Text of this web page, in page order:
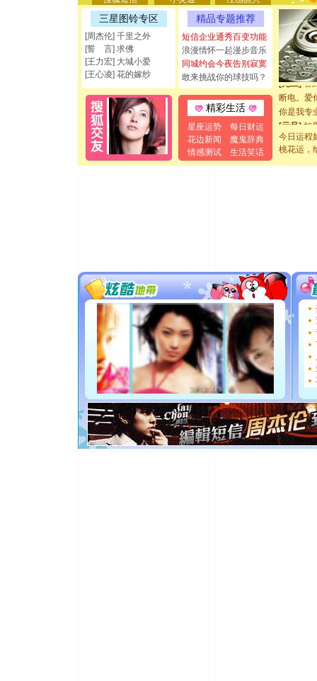
三星图铃专区
[周杰伦] 千里之外
[誓 言] 求佛
[王力宏] 大城小爱
[王心凌] 花的嫁纱
精品专题推荐
短信企业通秀百变功能
浪漫情怀一起漫步音乐
同城约会今夜告别寂寞
敢来挑战你的球技吗？
精彩生活
星座运势
每日财运
花边新闻
魔鬼辞典
情感测试
生活笑话
[圣诞节]
能正大光
都要快乐
[圣诞节]
如意,快
[元旦]看
断电。爱
你是我专
[元旦]
如
起；二是
离。水晶
送你一棵
[圣诞节]
你太多
要平安
[圣诞节]
能正大
都要快乐
[圣诞节]
如意,快
[元旦]看
断电。爱
你是我专
[元旦]如
今日运程
桃花运，